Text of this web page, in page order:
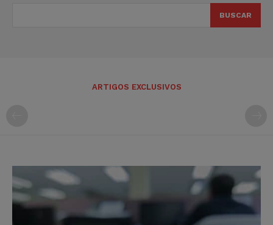
BUSCAR
ARTIGOS EXCLUSIVOS